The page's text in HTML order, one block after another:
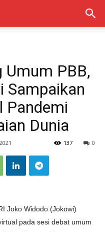
Umum PBB,
Sampaikan
Pandemi
Dunia
0
137
Joko Widodo (Jokowi)
pada sesi debat umum